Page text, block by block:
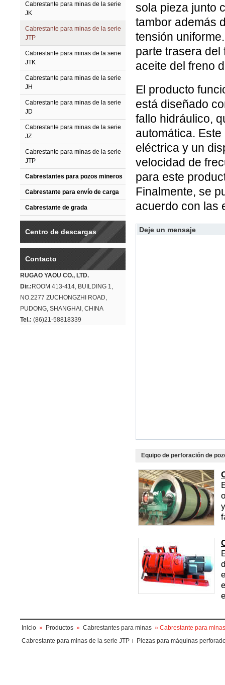
Cabrestante para minas de la serie
JK
Cabrestante para minas de la serie
JTP
Cabrestante para minas de la serie
JTK
Cabrestante para minas de la serie
JH
Cabrestante para minas de la serie
JD
Cabrestante para minas de la serie
JZ
Cabrestante para minas de la serie
JTP
Cabrestantes para pozos mineros
Cabrestante para envío de carga
Cabrestante de grada
Centro de descargas
Contacto
RUGAO YAOU CO., LTD.
Dir.: ROOM 413-414, BUILDING 1,
NO.2277 ZUCHONGZHI ROAD,
PUDONG, SHANGHAI, CHINA
Tel.: (86)21-58818339
sola pieza junto
tambor además
tensión
parte trasera del
aceite del freno
El producto
está diseñado
fallo hidráulico,
automática.
eléctrica y un
velocidad de
para este
Finalmente, se
acuerdo con las
Deje un mensaje
Equipo de perforación de
Inicio » Productos » Cabrestantes para minas » Cabrestante para
Cabrestante para minas de la serie JTP
Piezas para máquinas